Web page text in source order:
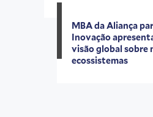
MBA da Aliança
Inovação
visão global sobre
ecossistemas